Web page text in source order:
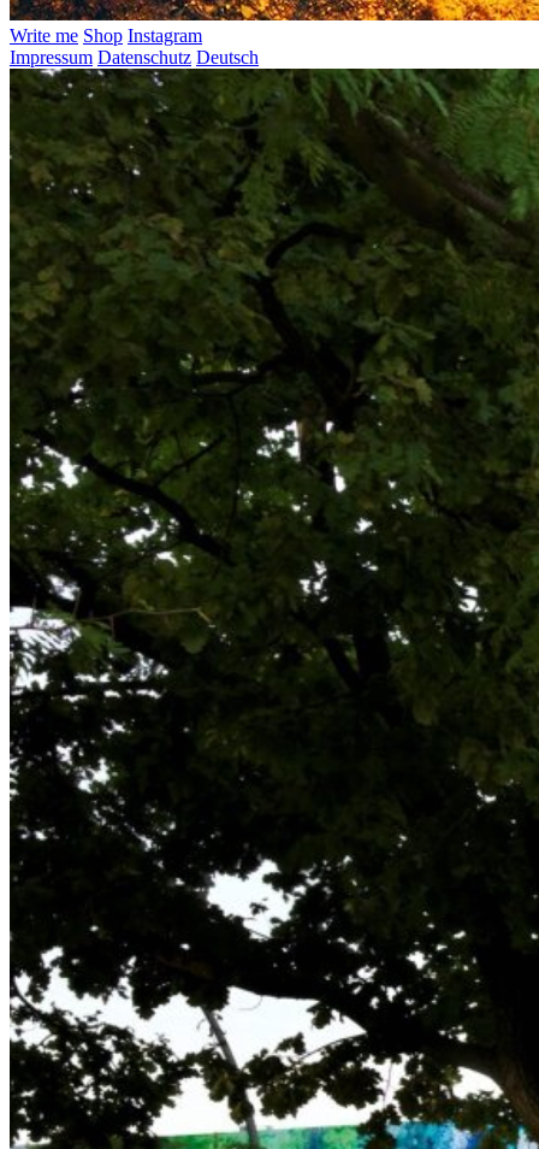
Write me Shop Instagram
Impressum Datenschutz Deutsch